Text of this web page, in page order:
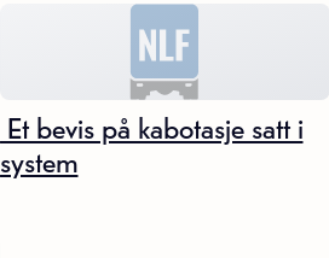
 Et bevis på kabotasje satt i
system